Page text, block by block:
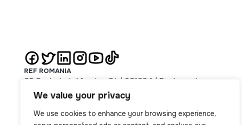
We value your privacy
We use cookies to enhance your browsing experience,
REF ROMANIA
63 Sachelarie Visarion St. | 021694 | Bucharest
REF SERBIA
51 Majke Jevrosime St. | 11000 | Beograd
REF SLOVAKIA